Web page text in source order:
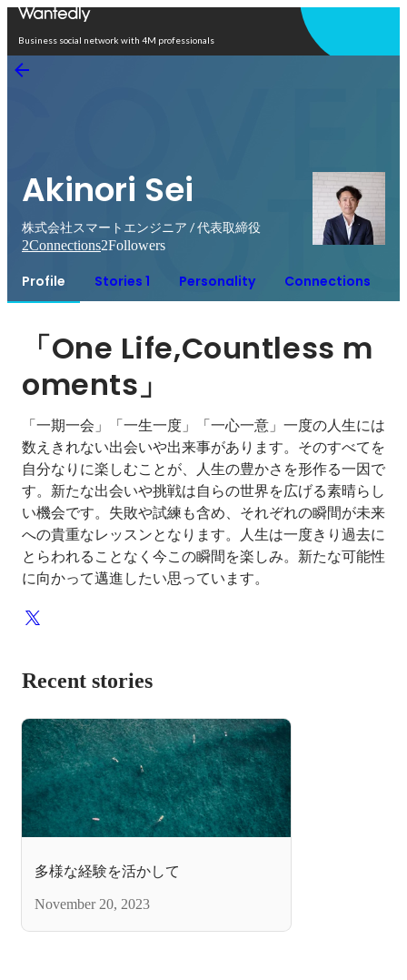
Business social network with 4M professionals
Akinori Sei
株式会社スマートエンジニア / 代表取締役
2Connections2Followers
Profile Stories 1 Personality Connections
「One Life,Countless m
oments」
「一期一会」「一生一度」「一心一意」一度の人生には
数えきれない出会いや出来事があります。そのすべてを
自分なりに楽しむことが、人生の豊かさを形作る一因で
す。新たな出会いや挑戦は自らの世界を広げる素晴らし
い機会です。失敗や試練も含め、それぞれの瞬間が未来
への貴重なレッスンとなります。人生は一度きり過去に
とらわれることなく今この瞬間を楽しみ。新たな可能性
に向かって邁進したい思っています。
Recent stories
多様な経験を活かして
November 20, 2023